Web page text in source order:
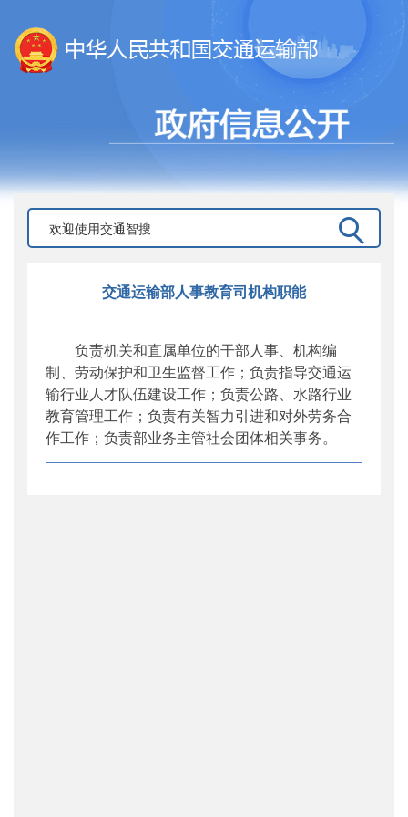
交通运输部人事教育司机构职能
负责机关和直属单位的干部人事、机构编
制、劳动保护和卫生监督工作；负责指导交通运
输行业人才队伍建设工作；负责公路、水路行业
教育管理工作；负责有关智力引进和对外劳务合
作工作；负责部业务主管社会团体相关事务。